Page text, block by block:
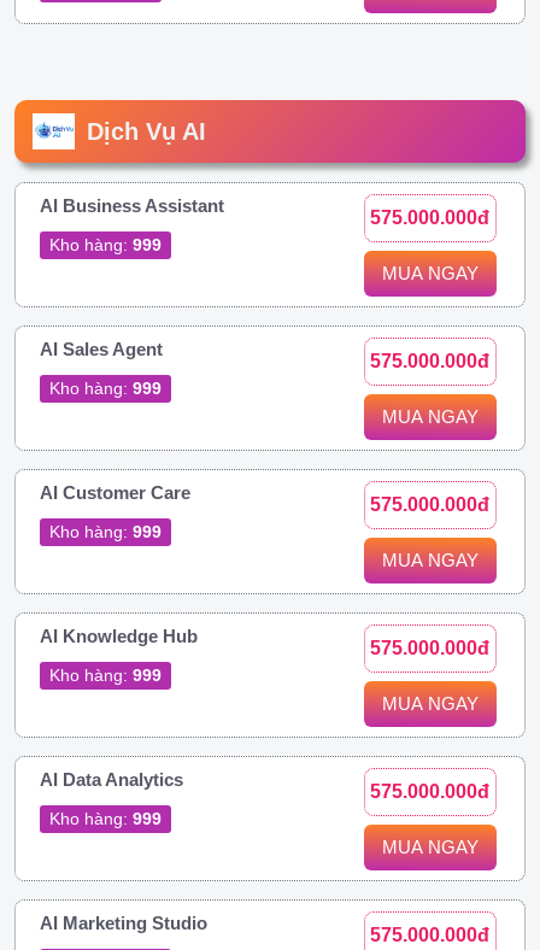
Dịch Vụ AI
AI Business Assistant
Kho hàng: 999
575.000.000đ
MUA NGAY
AI Sales Agent
Kho hàng: 999
575.000.000đ
MUA NGAY
AI Customer Care
Kho hàng: 999
575.000.000đ
MUA NGAY
AI Knowledge Hub
Kho hàng: 999
575.000.000đ
MUA NGAY
AI Data Analytics
Kho hàng: 999
575.000.000đ
MUA NGAY
AI Marketing Studio
575.000.000đ